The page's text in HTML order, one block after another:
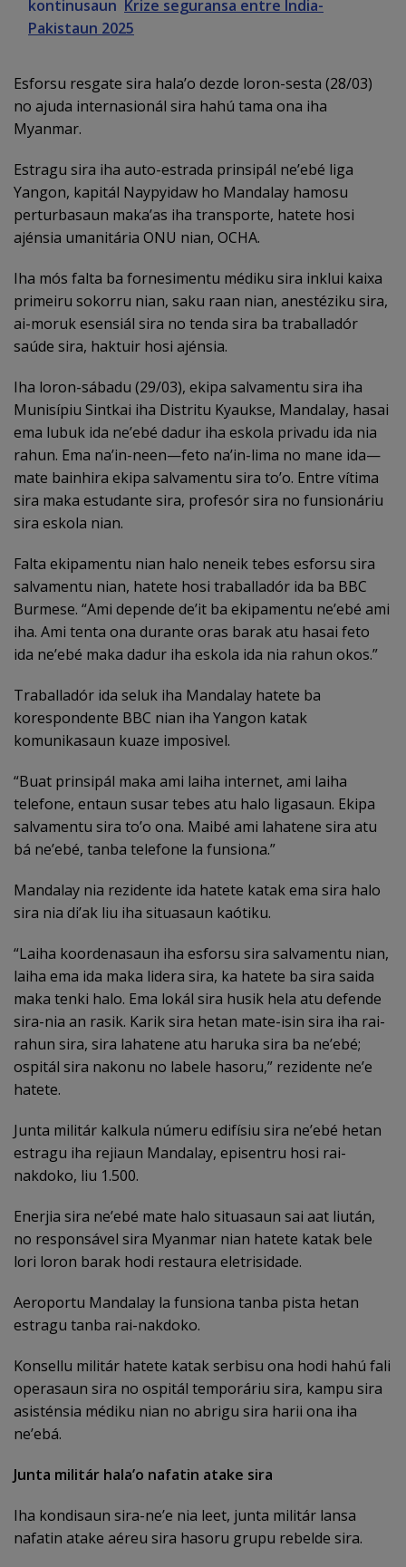
kontinusaun Krize seguransa entre Índia-
Pakistaun 2025
Esforsu resgate sira hala’o dezde loron-sesta (28/03)
no ajuda internasionál sira hahú tama ona iha
Myanmar.
Estragu sira iha auto-estrada prinsipál ne’ebé liga
Yangon, kapitál Naypyidaw ho Mandalay hamosu
perturbasaun maka’as iha transporte, hatete hosi
ajénsia umanitária ONU nian, OCHA.
Iha mós falta ba fornesimentu médiku sira inklui kaixa
primeiru sokorru nian, saku raan nian, anestéziku sira,
ai-moruk esensiál sira no tenda sira ba traballadór
saúde sira, haktuir hosi ajénsia.
Iha loron-sábadu (29/03), ekipa salvamentu sira iha
Munisípiu Sintkai iha Distritu Kyaukse, Mandalay, hasai
ema lubuk ida ne’ebé dadur iha eskola privadu ida nia
rahun. Ema na’in-neen—feto na’in-lima no mane ida—
mate bainhira ekipa salvamentu sira to’o. Entre vítima
sira maka estudante sira, profesór sira no funsionáriu
sira eskola nian.
Falta ekipamentu nian halo neneik tebes esforsu sira
salvamentu nian, hatete hosi traballadór ida ba BBC
Burmese. “Ami depende de’it ba ekipamentu ne’ebé ami
iha. Ami tenta ona durante oras barak atu hasai feto
ida ne’ebé maka dadur iha eskola ida nia rahun okos.”
Traballadór ida seluk iha Mandalay hatete ba
korespondente BBC nian iha Yangon katak
komunikasaun kuaze imposivel.
“Buat prinsipál maka ami laiha internet, ami laiha
telefone, entaun susar tebes atu halo ligasaun. Ekipa
salvamentu sira to’o ona. Maibé ami lahatene sira atu
bá ne’ebé, tanba telefone la funsiona.”
Mandalay nia rezidente ida hatete katak ema sira halo
sira nia di’ak liu iha situasaun kaótiku.
“Laiha koordenasaun iha esforsu sira salvamentu nian,
laiha ema ida maka lidera sira, ka hatete ba sira saida
maka tenki halo. Ema lokál sira husik hela atu defende
sira-nia an rasik. Karik sira hetan mate-isin sira iha rai-
rahun sira, sira lahatene atu haruka sira ba ne’ebé;
ospitál sira nakonu no labele hasoru,” rezidente ne’e
hatete.
Junta militár kalkula númeru edifísiu sira ne’ebé hetan
estragu iha rejiaun Mandalay, episentru hosi rai-
nakdoko, liu 1.500.
Enerjia sira ne’ebé mate halo situasaun sai aat liután,
no responsável sira Myanmar nian hatete katak bele
lori loron barak hodi restaura eletrisidade.
Aeroportu Mandalay la funsiona tanba pista hetan
estragu tanba rai-nakdoko.
Konsellu militár hatete katak serbisu ona hodi hahú fali
operasaun sira no ospitál temporáriu sira, kampu sira
asisténsia médiku nian no abrigu sira harii ona iha
ne’ebá.
Junta militár hala’o nafatin atake sira
Iha kondisaun sira-ne’e nia leet, junta militár lansa
nafatin atake aéreu sira hasoru grupu rebelde sira.